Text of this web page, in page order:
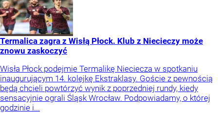
Termalica zagra z Wisłą Płock. Klub z Niecieczy może
znowu zaskoczyć
Wisła Płock podejmie Termalikę Nieciecza w spotkaniu
inaugurującym 14. kolejkę Ekstraklasy. Goście z pewnością
będą chcieli powtórzyć wynik z poprzedniej rundy, kiedy
sensacyjnie ograli Śląsk Wrocław. Podpowiadamy, o której
godzinie i...